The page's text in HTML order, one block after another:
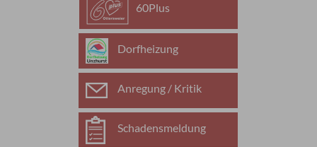
60Plus
Dorfheizung
Anregung / Kritik
Schadensmeldung